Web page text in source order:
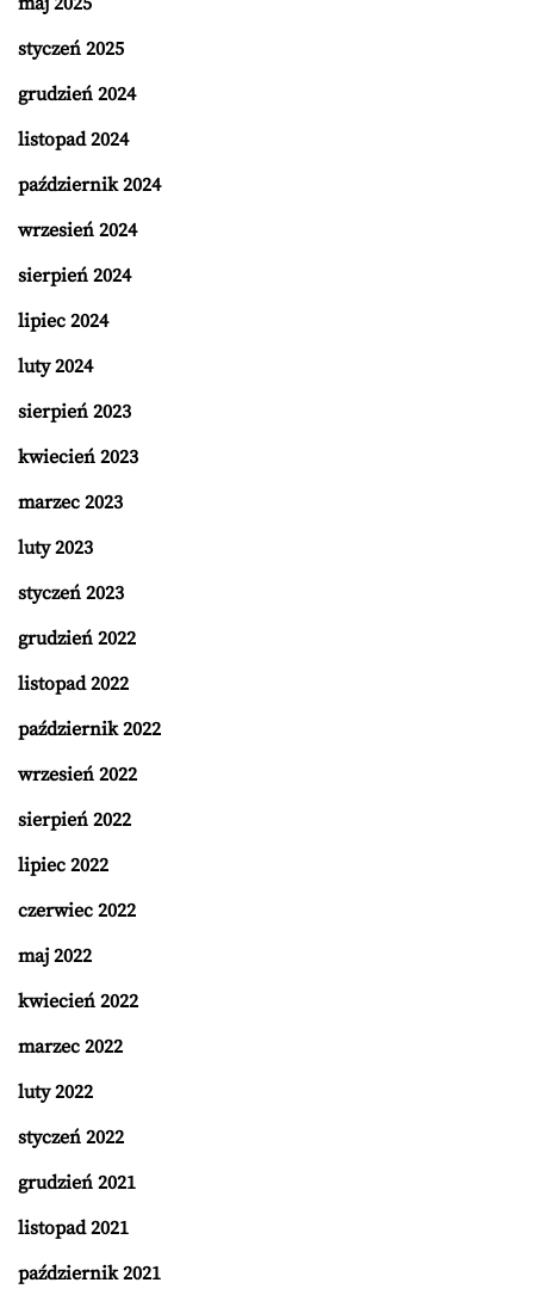
styczeń 2025
grudzień 2024
listopad 2024
październik 2024
wrzesień 2024
sierpień 2024
lipiec 2024
luty 2024
sierpień 2023
kwiecień 2023
marzec 2023
luty 2023
styczeń 2023
grudzień 2022
listopad 2022
październik 2022
wrzesień 2022
sierpień 2022
lipiec 2022
czerwiec 2022
maj 2022
kwiecień 2022
marzec 2022
luty 2022
styczeń 2022
grudzień 2021
listopad 2021
październik 2021